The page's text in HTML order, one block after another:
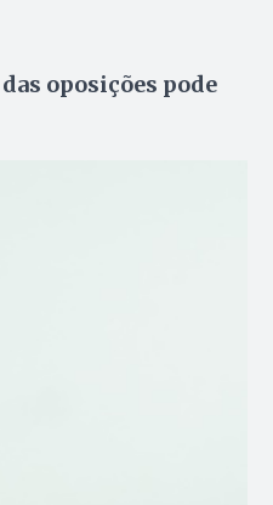
oposições pode